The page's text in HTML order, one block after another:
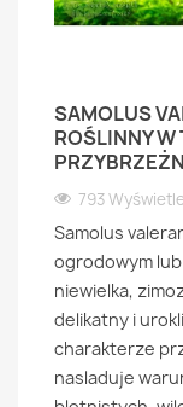
SAMOLUS
ROŚLINNY
793
Samolus
ogrodowym
niewielka,
delikatny i
charakterze
nasladuje